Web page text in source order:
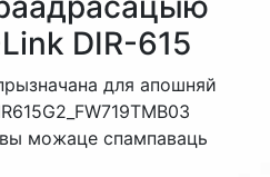
DIR-615
для апошняй
можаце спампаваць